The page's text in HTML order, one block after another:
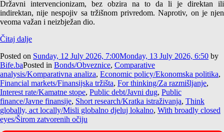
Državni intervencionizam, bez obzira na to da li je direktan ili
indirektan, nije nespojiv sa tržišnom privredom. Naprotiv, on je njen
veoma važan i neizbježan dio.
Čitaj dalje
Posted on Sunday, 12 July 2026, 7:00Monday, 13 July 2026, 6:50 by
Bife.baPosted in Bonds/Obveznice, Comparative
analysis/Komparativna analiza, Economic policy/Ekonomska politika,
Financial markets/Finansijska tržišta, For thinking/Za razmišljanje,
Interest rate/Kamatne stope, Public debt/Javni dug, Public
finance/Javne finansije, Short research/Kratka istraživanja, Think
globally, act locally/Misli globalno djeluj lokalno, With broadly closed
eyes/Širom zatvorenih očiju